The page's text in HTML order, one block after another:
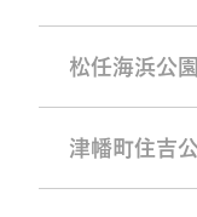
松任海浜公
津幡町住吉